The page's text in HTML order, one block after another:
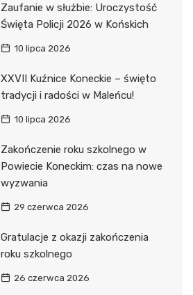
Zaufanie w służbie: Uroczystość
Święta Policji 2026 w Końskich
10 lipca 2026
XXVII Kuźnice Koneckie – święto
tradycji i radości w Maleńcu!
10 lipca 2026
Zakończenie roku szkolnego w
Powiecie Koneckim: czas na nowe
wyzwania
29 czerwca 2026
Gratulacje z okazji zakończenia
roku szkolnego
26 czerwca 2026